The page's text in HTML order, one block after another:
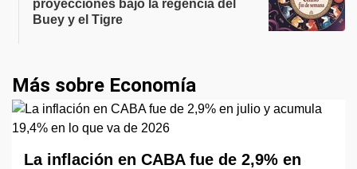
proyecciones bajo la regencia del
Buey y el Tigre
Más sobre Economía
La inflación en CABA fue de 2,9% en